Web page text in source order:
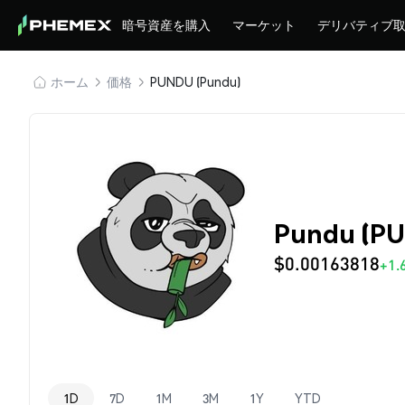
暗号資産を購入 マーケット デリバティブ
ホーム 価格 PUNDU (Pundu)
Pundu
$0.00163818
1D 7D 1M 3M 1Y YTD